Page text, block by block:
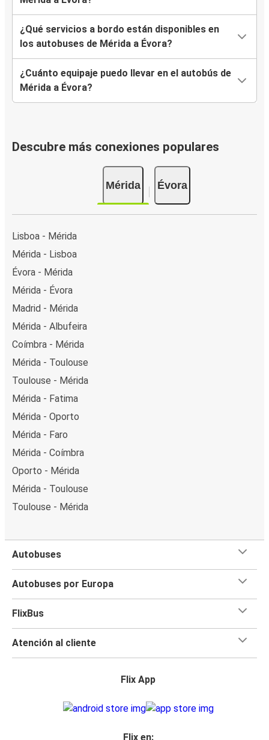
¿Qué servicios a bordo están disponibles en
los autobuses de Mérida a Évora?
¿Cuánto equipaje puedo llevar en el autobús de
Mérida a Évora?
Descubre más conexiones populares
Mérida Évora
Lisboa - Mérida
Mérida - Lisboa
Évora - Mérida
Mérida - Évora
Madrid - Mérida
Mérida - Albufeira
Coímbra - Mérida
Mérida - Toulouse
Toulouse - Mérida
Mérida - Fatima
Mérida - Oporto
Mérida - Faro
Mérida - Coímbra
Oporto - Mérida
Mérida - Toulouse
Toulouse - Mérida
Autobuses
Autobuses por Europa
FlixBus
Atención al cliente
Flix App
Flix en: